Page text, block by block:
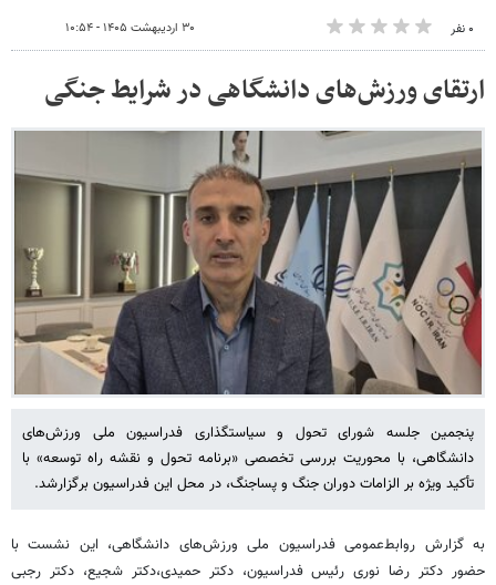
۰ نفر ۳۰ اردیبهشت ۱۴۰۵ - ۱۰:۵۴
ارتقای ورزش‌های دانشگاهی در شرایط جنگی
پنجمین جلسه شورای تحول و سیاستگذاری فدراسیون ملی ورزش‌های
دانشگاهی، با محوریت بررسی تخصصی «برنامه تحول و نقشه راه توسعه» با
تأکید ویژه بر الزامات دوران جنگ و پساجنگ، در محل این فدراسیون برگزارشد.
به گزارش روابط‌عمومی فدراسیون ملی ورزش‌های دانشگاهی، این نشست با
حضور دکتر رضا نوری رئیس فدراسیون، دکتر حمیدی،دکتر شجیع، دکتر رجبی